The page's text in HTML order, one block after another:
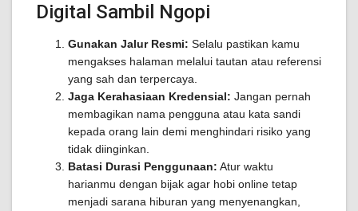
Digital Sambil Ngopi
Gunakan Jalur Resmi: Selalu pastikan kamu
mengakses halaman melalui tautan atau referensi
yang sah dan terpercaya.
Jaga Kerahasiaan Kredensial: Jangan pernah
membagikan nama pengguna atau kata sandi
kepada orang lain demi menghindari risiko yang
tidak diinginkan.
Batasi Durasi Penggunaan: Atur waktu
harianmu dengan bijak agar hobi online tetap
menjadi sarana hiburan yang menyenangkan,